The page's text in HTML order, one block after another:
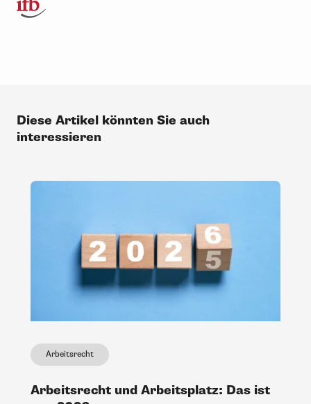
Diese Artikel könnten Sie auch
interessieren
Arbeitsrecht
Arbeitsrecht und Arbeitsplatz: Das ist